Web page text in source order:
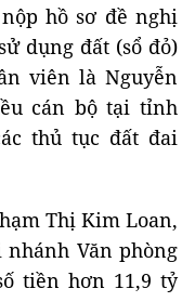
hồ sơ đề nghị
dụng đất (sổ đỏ)
viên là Nguyễn
cán bộ tại tỉnh
thủ tục đất đai
Thị Kim Loan,
Văn phòng
tiền hơn 11,9 tỷ